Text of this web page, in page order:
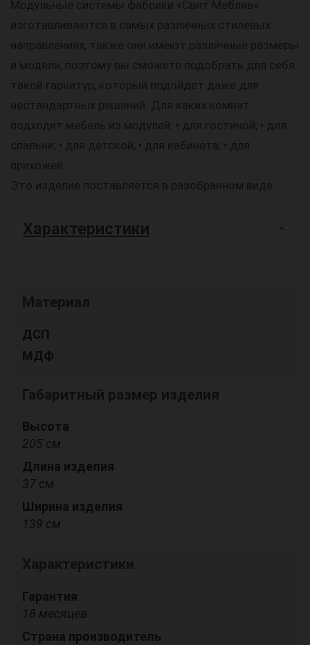
Модульные системы фабрики «Свит Меблив»
изготавливаются в самых различных стилевых
направлениях, также они имеют различные размеры
и модели, поэтому вы сможете подобрать для себя
такой гарнитур, который подойдет даже для
нестандартных решений. Для каких комнат
подходит мебель из модулей: • для гостиной; • для
спальни; • для детской; • для кабинета; • для
прихожей.
Это изделие поставляется в разобранном виде.
Характеристики
Материал
ДСП
МДФ
Габаритный размер изделия
Высота
205 см
Длина изделия
37 см
Ширина изделия
139 см
Характеристики
Гарантия
18 месяцев
Страна производитель